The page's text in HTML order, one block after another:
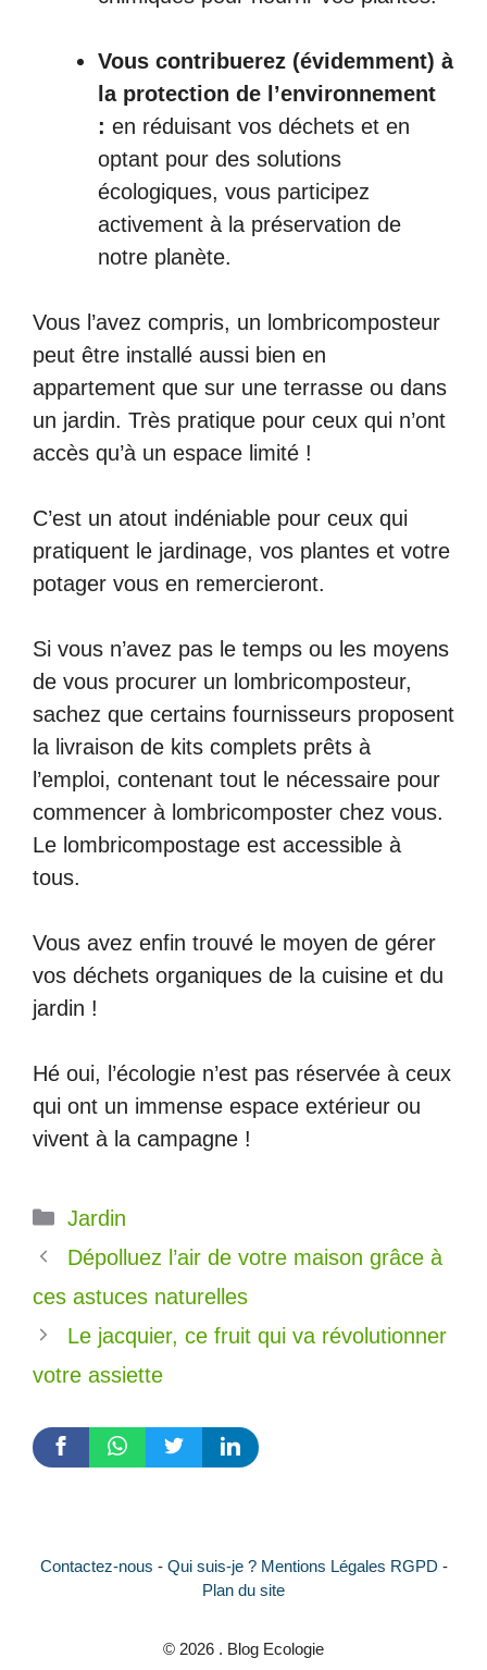
Vous contribuerez (évidemment) à
la protection de l’environnement
: en réduisant vos déchets et en
optant pour des solutions
écologiques, vous participez
activement à la préservation de
notre planète.
Vous l’avez compris, un lombricomposteur
peut être installé aussi bien en
appartement que sur une terrasse ou dans
un jardin. Très pratique pour ceux qui n’ont
accès qu’à un espace limité !
C’est un atout indéniable pour ceux qui
pratiquent le jardinage, vos plantes et votre
potager vous en remercieront.
Si vous n’avez pas le temps ou les moyens
de vous procurer un lombricomposteur,
sachez que certains fournisseurs proposent
la livraison de kits complets prêts à
l’emploi, contenant tout le nécessaire pour
commencer à lombricomposter chez vous.
Le lombricompostage est accessible à
tous.
Vous avez enfin trouvé le moyen de gérer
vos déchets organiques de la cuisine et du
jardin !
Hé oui, l’écologie n’est pas réservée à ceux
qui ont un immense espace extérieur ou
vivent à la campagne !
Catégories
Jardin
Dépolluez l’air de votre maison grâce à
ces astuces naturelles
Le jacquier, ce fruit qui va révolutionner
votre assiette
Contactez-nous - Qui suis-je ? Mentions Légales RGPD -
Plan du site
© 2026 . Blog Ecologie